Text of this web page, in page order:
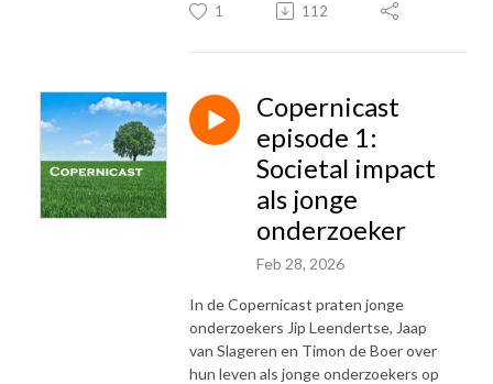
1 112
Copernicast
episode 1:
Societal impact
als jonge
onderzoeker
Feb 28, 2026
In de Copernicast praten jonge
onderzoekers Jip Leendertse, Jaap
van Slageren en Timon de Boer over
hun leven als jonge onderzoekers op